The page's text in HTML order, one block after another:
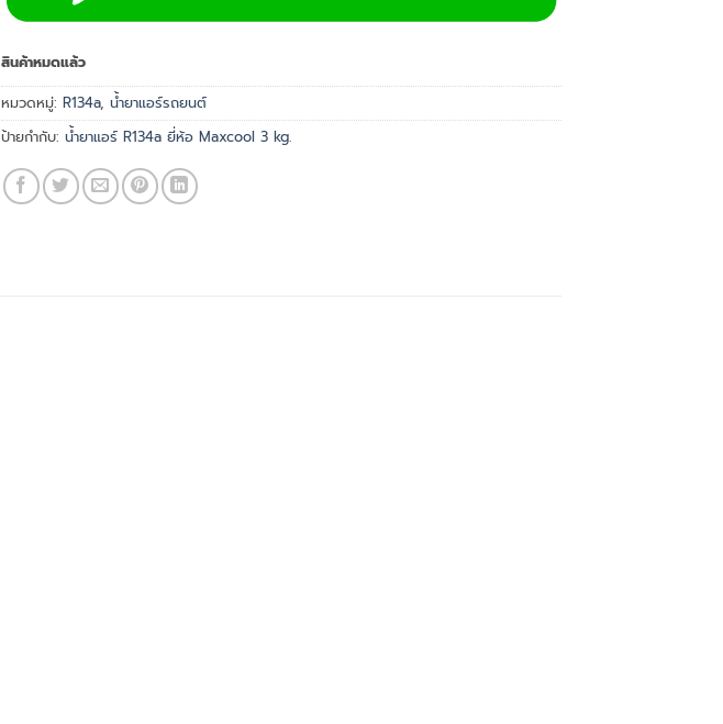
สินค้าหมดแล้ว
หมวดหมู่: R134a, น้ำยาแอร์รถยนต์
ป้ายกำกับ: น้ำยาแอร์ R134a ยี่ห้อ Maxcool 3 kg.